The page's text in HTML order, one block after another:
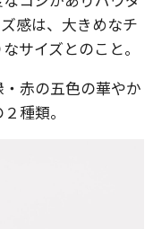
感は、大きめなチ
サイズとのこと。
赤の五色の華やか
種類。